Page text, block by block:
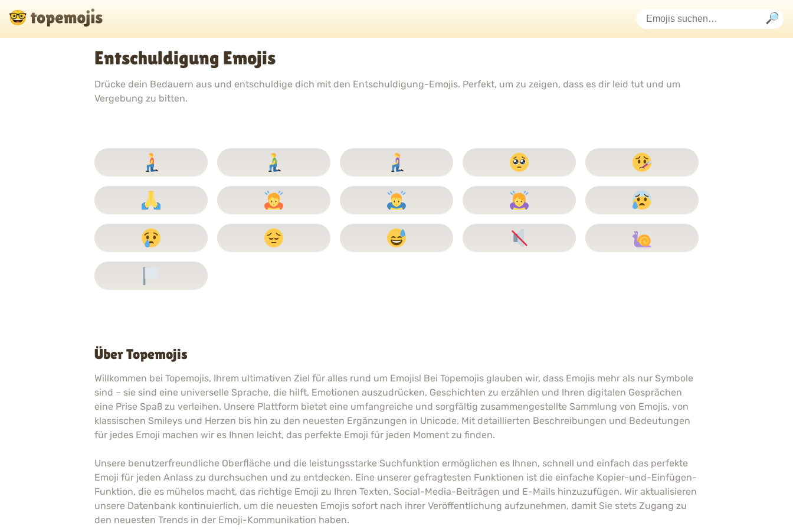
Entschuldigung Emojis
Drücke dein Bedauern aus und entschuldige dich mit den Entschuldigung-Emojis. Perfekt, um zu zeigen, dass es dir leid tut und um
Vergebung zu bitten.
Über Topemojis
Willkommen bei Topemojis, Ihrem ultimativen Ziel für alles rund um Emojis! Bei Topemojis glauben wir, dass Emojis mehr als nur Symbole
sind – sie sind eine universelle Sprache, die hilft, Emotionen auszudrücken, Geschichten zu erzählen und Ihren digitalen Gesprächen
eine Prise Spaß zu verleihen. Unsere Plattform bietet eine umfangreiche und sorgfältig zusammengestellte Sammlung von Emojis, von
klassischen Smileys und Herzen bis hin zu den neuesten Ergänzungen in Unicode. Mit detaillierten Beschreibungen und Bedeutungen
für jedes Emoji machen wir es Ihnen leicht, das perfekte Emoji für jeden Moment zu finden.
Unsere benutzerfreundliche Oberfläche und die leistungsstarke Suchfunktion ermöglichen es Ihnen, schnell und einfach das perfekte
Emoji für jeden Anlass zu durchsuchen und zu entdecken. Eine unserer gefragtesten Funktionen ist die einfache Kopier-und-Einfügen-
Funktion, die es mühelos macht, das richtige Emoji zu Ihren Texten, Social-Media-Beiträgen und E-Mails hinzuzufügen. Wir aktualisieren
unsere Datenbank kontinuierlich, um die neuesten Emojis sofort nach ihrer Veröffentlichung aufzunehmen, damit Sie stets Zugang zu
den neuesten Trends in der Emoji-Kommunikation haben.